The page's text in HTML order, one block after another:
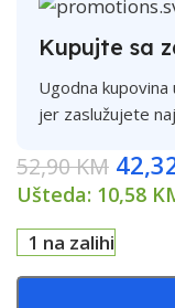
Kupujte sa
Ugodna kupovina
jer zaslužujete
52,90KM
Ušteda: 10,58
1 na zalihi